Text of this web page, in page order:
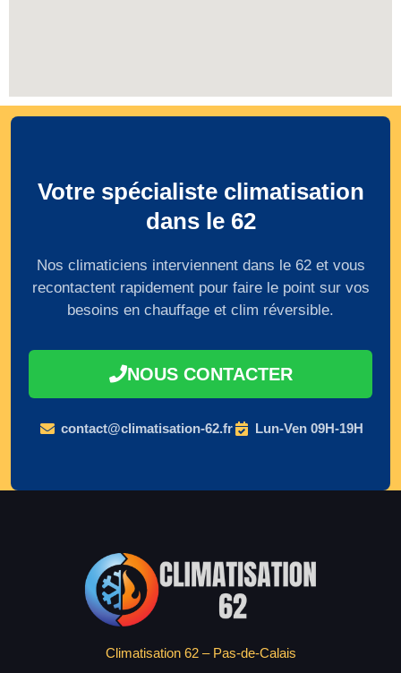
Votre spécialiste climatisation
dans le 62
Nos climaticiens interviennent dans le 62 et vous
recontactent rapidement pour faire le point sur vos
besoins en chauffage et clim réversible.
NOUS CONTACTER
contact@climatisation-62.fr Lun-Ven 09H-19H
Climatisation 62 – Pas-de-Calais